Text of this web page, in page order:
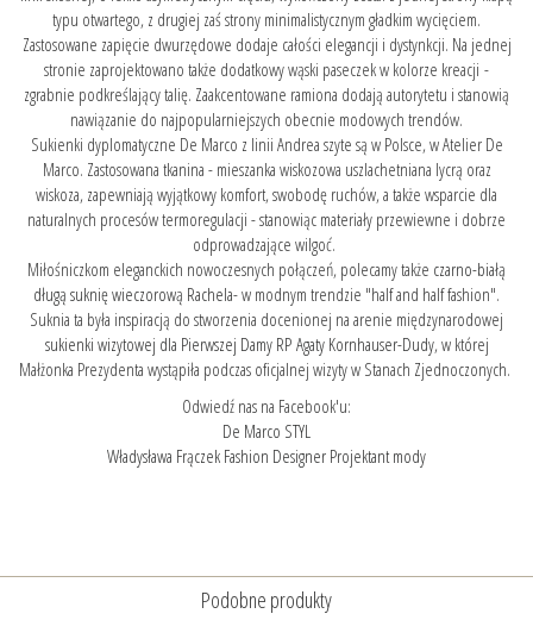
typu otwartego, z drugiej zaś strony minimalistycznym gładkim wycięciem.
Zastosowane zapięcie dwurzędowe dodaje całości elegancji i dystynkcji. Na jednej
stronie zaprojektowano także dodatkowy wąski paseczek w kolorze kreacji -
zgrabnie podkreślający talię. Zaakcentowane ramiona dodają autorytetu i stanowią
nawiązanie do najpopularniejszych obecnie modowych trendów.
Sukienki dyplomatyczne De Marco z linii Andrea szyte są w Polsce, w Atelier De
Marco. Zastosowana tkanina - mieszanka wiskozowa uszlachetniana lycrą oraz
wiskoza, zapewniają wyjątkowy komfort, swobodę ruchów, a także wsparcie dla
naturalnych procesów termoregulacji - stanowiąc materiały przewiewne i dobrze
odprowadzające wilgoć.
Miłośniczkom eleganckich nowoczesnych połączeń, polecamy także czarno-białą
długą suknię wieczorową Rachela- w modnym trendzie "half and half fashion".
Suknia ta była inspiracją do stworzenia docenionej na arenie międzynarodowej
sukienki wizytowej dla Pierwszej Damy RP Agaty Kornhauser-Dudy, w której
Małżonka Prezydenta wystąpiła podczas oficjalnej wizyty w Stanach Zjednoczonych.
Odwiedź nas na Facebook'u:
De Marco STYL
Władysława Frączek Fashion Designer Projektant mody
Podobne produkty